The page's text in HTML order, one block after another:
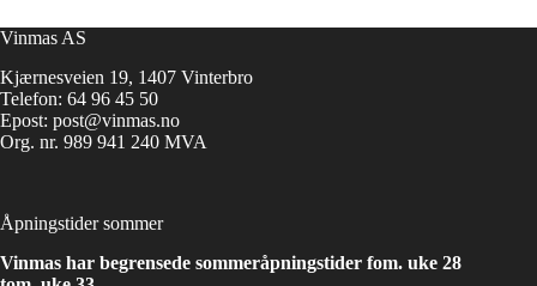
Vinmas AS
Kjærnesveien 19, 1407 Vinterbro
Telefon: 64 96 45 50
Epost: post@vinmas.no
Org. nr. 989 941 240 MVA
Åpningstider sommer
Vinmas har begrensede sommeråpningstider fom. uke 28